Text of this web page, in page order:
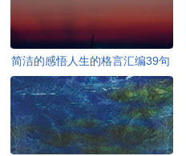
简洁的感悟人生的格言汇编39句